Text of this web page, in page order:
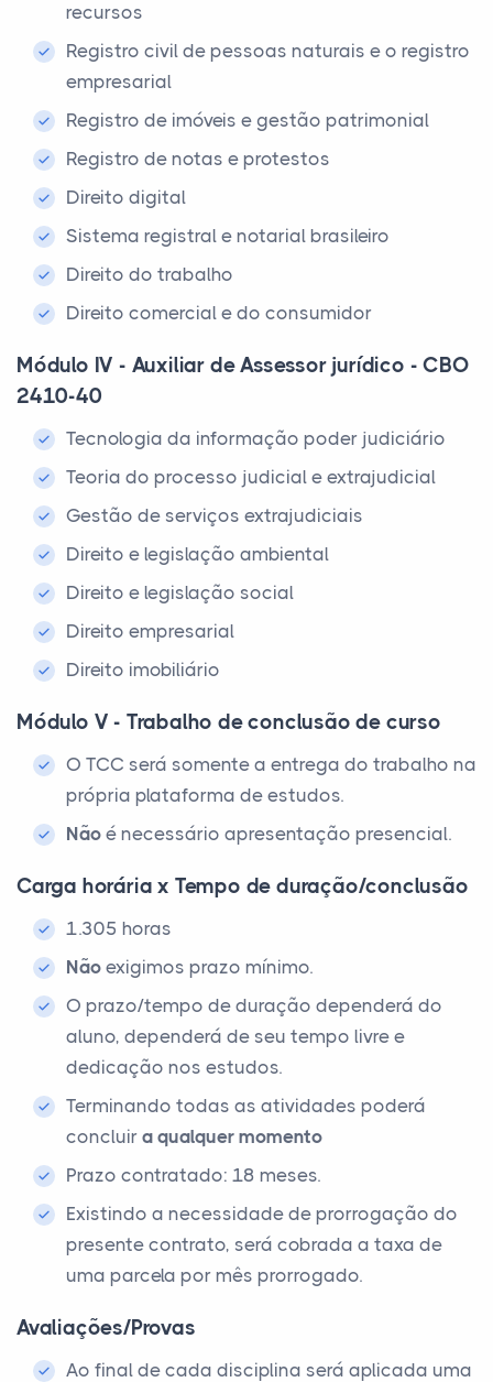
recursos
Registro civil de pessoas naturais e o registro
empresarial
Registro de imóveis e gestão patrimonial
Registro de notas e protestos
Direito digital
Sistema registral e notarial brasileiro
Direito do trabalho
Direito comercial e do consumidor
Módulo IV - Auxiliar de Assessor jurídico - CBO
2410-40
Tecnologia da informação poder judiciário
Teoria do processo judicial e extrajudicial
Gestão de serviços extrajudiciais
Direito e legislação ambiental
Direito e legislação social
Direito empresarial
Direito imobiliário
Módulo V - Trabalho de conclusão de curso
O TCC será somente a entrega do trabalho na
própria plataforma de estudos.
Não é necessário apresentação presencial.
Carga horária x Tempo de duração/conclusão
1.305 horas
Não exigimos prazo mínimo.
O prazo/tempo de duração dependerá do
aluno, dependerá de seu tempo livre e
dedicação nos estudos.
Terminando todas as atividades poderá
concluir a qualquer momento
Prazo contratado: 18 meses.
Existindo a necessidade de prorrogação do
presente contrato, será cobrada a taxa de
uma parcela por mês prorrogado.
Avaliações/Provas
Ao final de cada disciplina será aplicada uma